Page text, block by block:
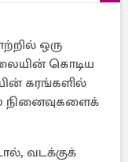
ஒரு
கொடிய
கரங்களில்
நினைவுகளைக்
வடக்குக்